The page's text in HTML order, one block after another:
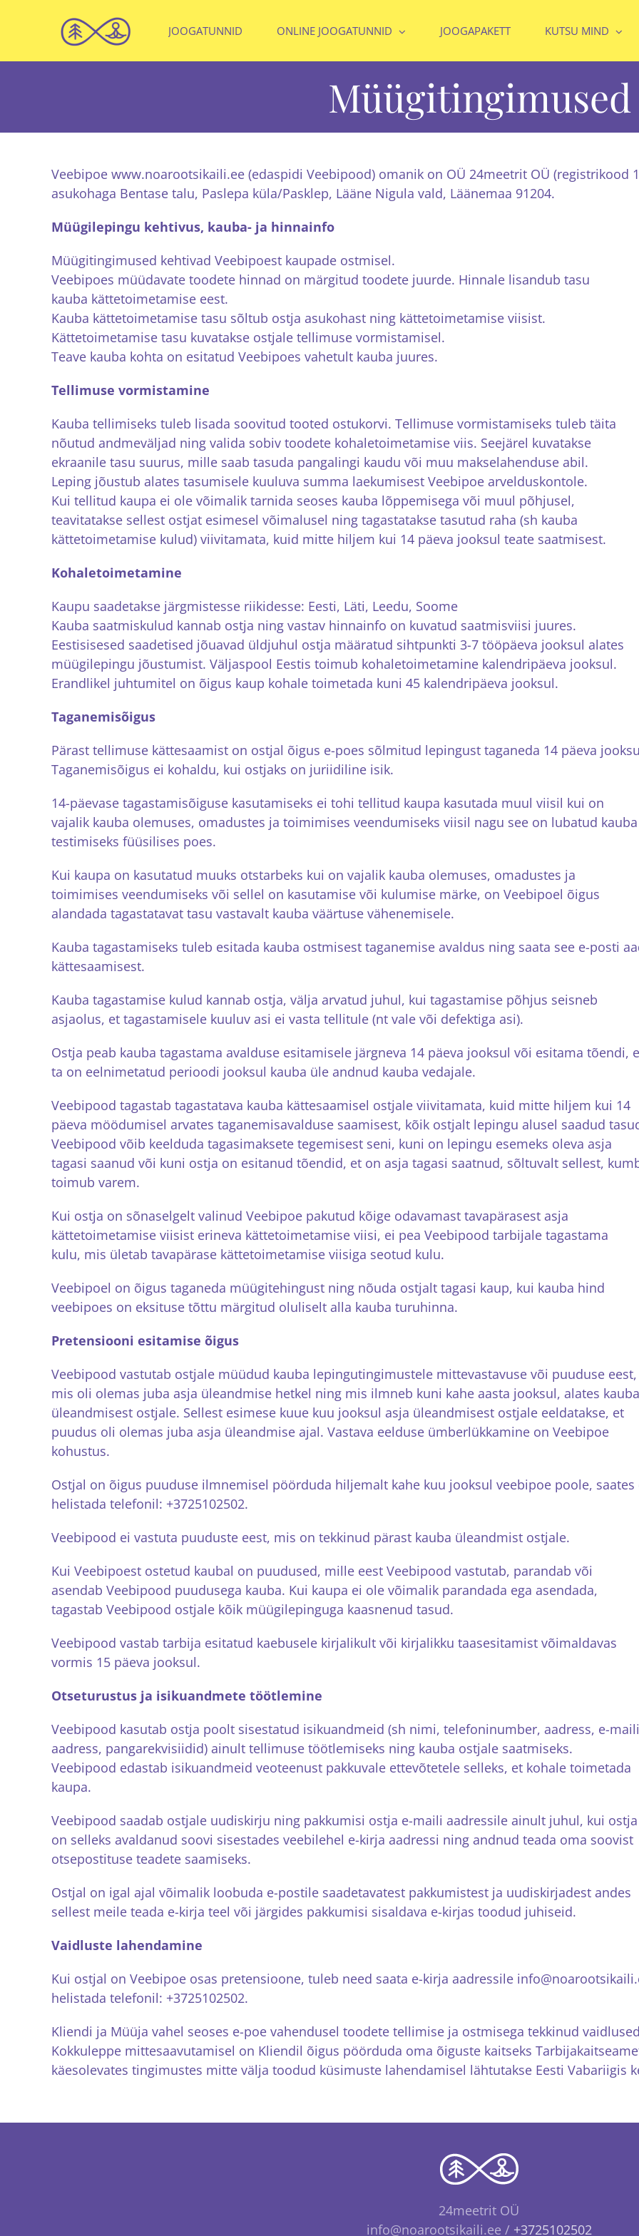
JOOGATUNNID ONLINE JOOGATUNNID JOOGAPAKETT KUTSU MIND
Müügitingimused
Veebipoe www.noarootsikaili.ee (edaspidi Veebipood) omanik on OÜ 24meetrit OÜ (registrikood
asukohaga Bentase talu, Paslepa küla/Pasklep, Lääne Nigula vald, Läänemaa 91204.
Müügilepingu kehtivus, kauba- ja hinnainfo
Müügitingimused kehtivad Veebipoest kaupade ostmisel.
Veebipoes müüdavate toodete hinnad on märgitud toodete juurde. Hinnale lisandub tasu
kauba kättetoimetamise eest.
Kauba kättetoimetamise tasu sõltub ostja asukohast ning kättetoimetamise viisist.
Kättetoimetamise tasu kuvatakse ostjale tellimuse vormistamisel.
Teave kauba kohta on esitatud Veebipoes vahetult kauba juures.
Tellimuse vormistamine
Kauba tellimiseks tuleb lisada soovitud tooted ostukorvi. Tellimuse vormistamiseks tuleb täita
nõutud andmeväljad ning valida sobiv toodete kohaletoimetamise viis. Seejärel kuvatakse
ekraanile tasu suurus, mille saab tasuda pangalingi kaudu või muu makselahenduse abil.
Leping jõustub alates tasumisele kuuluva summa laekumisest Veebipoe arvelduskontole.
Kui tellitud kaupa ei ole võimalik tarnida seoses kauba lõppemisega või muul põhjusel,
teavitatakse sellest ostjat esimesel võimalusel ning tagastatakse tasutud raha (sh kauba
kättetoimetamise kulud) viivitamata, kuid mitte hiljem kui 14 päeva jooksul teate saatmisest.
Kohaletoimetamine
Kaupu saadetakse järgmistesse riikidesse: Eesti, Läti, Leedu, Soome
Kauba saatmiskulud kannab ostja ning vastav hinnainfo on kuvatud saatmisviisi juures.
Eestisisesed saadetised jõuavad üldjuhul ostja määratud sihtpunkti 3-7 tööpäeva jooksul alates
müügilepingu jõustumist. Väljaspool Eestis toimub kohaletoimetamine kalendripäeva jooksul.
Erandlikel juhtumitel on õigus kaup kohale toimetada kuni 45 kalendripäeva jooksul.
Taganemisõigus
Pärast tellimuse kättesaamist on ostjal õigus e-poes sõlmitud lepingust taganeda 14 päeva
Taganemisõigus ei kohaldu, kui ostjaks on juriidiline isik.
14-päevase tagastamisõiguse kasutamiseks ei tohi tellitud kaupa kasutada muul viisil kui on
vajalik kauba olemuses, omadustes ja toimimises veendumiseks viisil nagu see on lubatud kauba
testimiseks füüsilises poes.
Kui kaupa on kasutatud muuks otstarbeks kui on vajalik kauba olemuses, omadustes ja
toimimises veendumiseks või sellel on kasutamise või kulumise märke, on Veebipoel õigus
alandada tagastatavat tasu vastavalt kauba väärtuse vähenemisele.
Kauba tagastamiseks tuleb esitada kauba ostmisest taganemise avaldus ning saata see e-posti
kättesaamisest.
Kauba tagastamise kulud kannab ostja, välja arvatud juhul, kui tagastamise põhjus seisneb
asjaolus, et tagastamisele kuuluv asi ei vasta tellitule (nt vale või defektiga asi).
Ostja peab kauba tagastama avalduse esitamisele järgneva 14 päeva jooksul või esitama tõendi,
ta on eelnimetatud perioodi jooksul kauba üle andnud kauba vedajale.
Veebipood tagastab tagastatava kauba kättesaamisel ostjale viivitamata, kuid mitte hiljem kui 14
päeva möödumisel arvates taganemisavalduse saamisest, kõik ostjalt lepingu alusel saadud
Veebipood võib keelduda tagasimaksete tegemisest seni, kuni on lepingu esemeks oleva asja
tagasi saanud või kuni ostja on esitanud tõendid, et on asja tagasi saatnud, sõltuvalt sellest,
toimub varem.
Kui ostja on sõnaselgelt valinud Veebipoe pakutud kõige odavamast tavapärasest asja
kättetoimetamise viisist erineva kättetoimetamise viisi, ei pea Veebipood tarbijale tagastama
kulu, mis ületab tavapärase kättetoimetamise viisiga seotud kulu.
Veebipoel on õigus taganeda müügitehingust ning nõuda ostjalt tagasi kaup, kui kauba hind
veebipoes on eksituse tõttu märgitud oluliselt alla kauba turuhinna.
Pretensiooni esitamise õigus
Veebipood vastutab ostjale müüdud kauba lepingutingimustele mittevastavuse või puuduse eest,
mis oli olemas juba asja üleandmise hetkel ning mis ilmneb kuni kahe aasta jooksul, alates kauba
üleandmisest ostjale. Sellest esimese kuue kuu jooksul asja üleandmisest ostjale eeldatakse, et
puudus oli olemas juba asja üleandmise ajal. Vastava eelduse ümberlükkamine on Veebipoe
kohustus.
Ostjal on õigus puuduse ilmnemisel pöörduda hiljemalt kahe kuu jooksul veebipoe poole,
helistada telefonil: +3725102502.
Veebipood ei vastuta puuduste eest, mis on tekkinud pärast kauba üleandmist ostjale.
Kui Veebipoest ostetud kaubal on puudused, mille eest Veebipood vastutab, parandab või
asendab Veebipood puudusega kauba. Kui kaupa ei ole võimalik parandada ega asendada,
tagastab Veebipood ostjale kõik müügilepinguga kaasnenud tasud.
Veebipood vastab tarbija esitatud kaebusele kirjalikult või kirjalikku taasesitamist võimaldavas
vormis 15 päeva jooksul.
Otseturustus ja isikuandmete töötlemine
Veebipood kasutab ostja poolt sisestatud isikuandmeid (sh nimi, telefoninumber, aadress, e-maili
aadress, pangarekvisiidid) ainult tellimuse töötlemiseks ning kauba ostjale saatmiseks.
Veebipood edastab isikuandmeid veoteenust pakkuvale ettevõtetele selleks, et kohale toimetada
kaupa.
Veebipood saadab ostjale uudiskirju ning pakkumisi ostja e-maili aadressile ainult juhul, kui ostja
on selleks avaldanud soovi sisestades veebilehel e-kirja aadressi ning andnud teada oma soovist
otsepostituse teadete saamiseks.
Ostjal on igal ajal võimalik loobuda e-postile saadetavatest pakkumistest ja uudiskirjadest andes
sellest meile teada e-kirja teel või järgides pakkumisi sisaldava e-kirjas toodud juhiseid.
Vaidluste lahendamine
Kui ostjal on Veebipoe osas pretensioone, tuleb need saata e-kirja aadressile
helistada telefonil: +3725102502.
Kliendi ja Müüja vahel seoses e-poe vahendusel toodete tellimise ja ostmisega tekkinud
Kokkuleppe mittesaavutamisel on Kliendil õigus pöörduda oma õiguste kaitseks
käesolevates tingimustes mitte välja toodud küsimuste lahendamisel lähtutakse Eesti Vabariigis
24meetrit OÜ
info@noarootsikaili.ee / +3725102502